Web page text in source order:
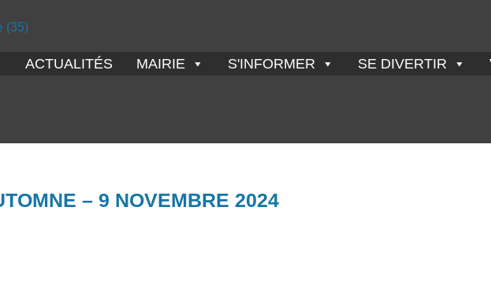
ACTUALITÉS MAIRIE S'INFORMER SE DIVERTIR
– 9 NOVEMBRE 2024